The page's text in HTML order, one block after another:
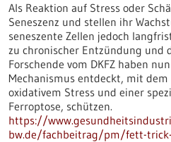
Als Reaktion auf Stress oder
Seneszenz und stellen ihr
seneszente Zellen jedoch
zu chronischer Entzündung und
Forschende vom DKFZ haben
Mechanismus entdeckt, mit dem
oxidativem Stress und einer
Ferroptose, schützen.
https://
bw.de/fachbeitrag/pm/fett-